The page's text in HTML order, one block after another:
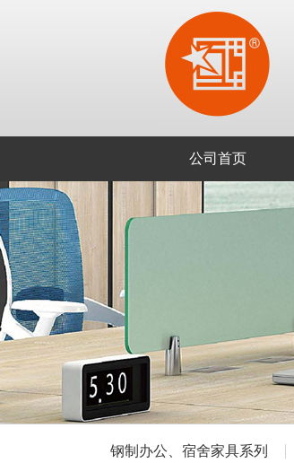
公司首页
钢制办公、宿舍家具系列